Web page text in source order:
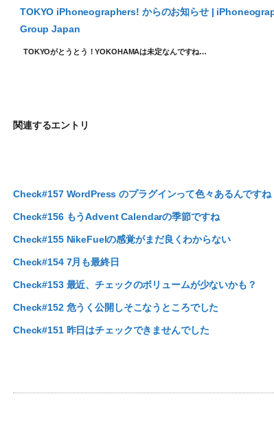
TOKYO iPhoneographers! からのお知らせ |
Group Japan
TOKYOがとうとう！YOKOHAMAは未定なんですね…
関連するエントリ
Check#157 WordPress のプラグインって色々あるんですね
Check#156 もうAdvent Calendarの季節ですね
Check#155 NikeFuelの感覚がまだ良くわからない
Check#154 7月も最終日
Check#153 最近、チェックのボリュームが少ないかも？
Check#152 危うく公開しそこなうところでした
Check#151 昨日はチェックできませんでした